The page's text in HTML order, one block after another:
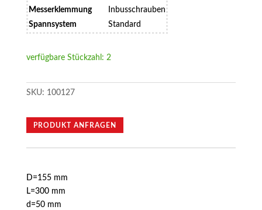
Messerklemmung
Inbusschrauben
Spannsystem
Standard
verfügbare Stückzahl: 2
SKU: 100127
PRODUKT ANFRAGEN
D=155 mm
L=300 mm
d=50 mm